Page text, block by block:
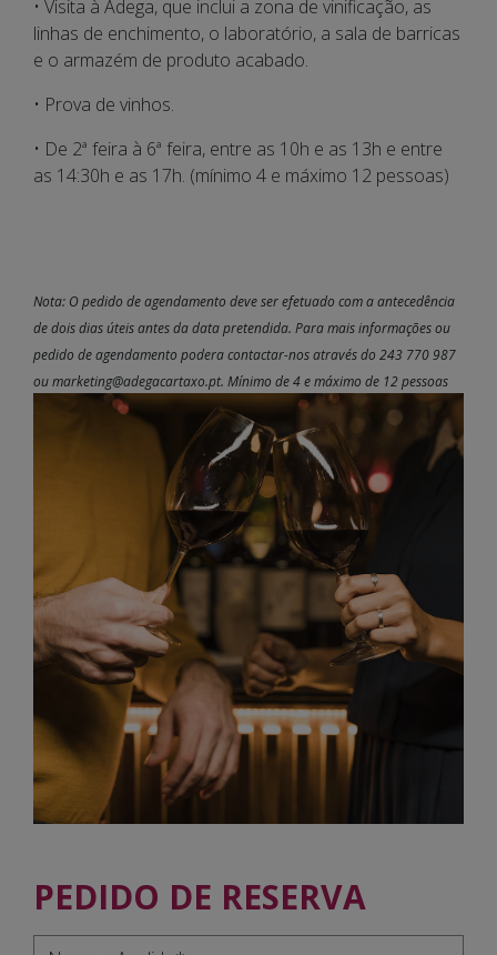
• Visita à Adega, que inclui a zona de vinificação, as
linhas de enchimento, o laboratório, a sala de barricas
e o armazém de produto acabado.
• Prova de vinhos.
• De 2ª feira à 6ª feira, entre as 10h e as 13h e entre
as 14:30h e as 17h. (mínimo 4 e máximo 12 pessoas)
Nota: O pedido de agendamento deve ser efetuado com a antecedência
de dois dias úteis antes da data pretendida. Para mais informações ou
pedido de agendamento podera contactar-nos através do 243 770 987
ou marketing@adegacartaxo.pt. Mínimo de 4 e máximo de 12 pessoas
PEDIDO DE RESERVA